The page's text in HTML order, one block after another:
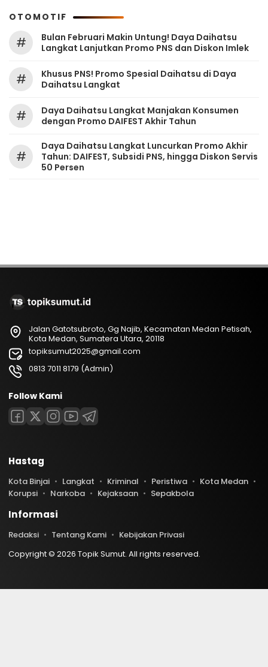
OTOMOTIF
#
Bulan Februari Makin Untung! Daya Daihatsu
Langkat Lanjutkan Promo PNS dan Diskon Imlek
#
Khusus PNS! Promo Spesial Daihatsu di Daya
Daihatsu Langkat
#
Daya Daihatsu Langkat Manjakan Konsumen
dengan Promo DAIFEST Akhir Tahun
#
Daya Daihatsu Langkat Luncurkan Promo Akhir
Tahun: DAIFEST, Subsidi PNS, hingga Diskon Servis
50 Persen
Jalan Gatotsubroto, Gg Najib, Kecamatan Medan Petisah,
Kota Medan, Sumatera Utara, 20118
topiksumut2025@gmail.com
0813 7011 8179 (Admin)
Follow Kami
Hastag
Kota Binjai Langkat Kriminal Peristiwa
Kota Medan
Korupsi
Narkoba Kejaksaan Sepakbola
Informasi
Redaksi Tentang Kami
Kebijakan Privasi
Copyright © 2026 Topik Sumut. All rights reserved.